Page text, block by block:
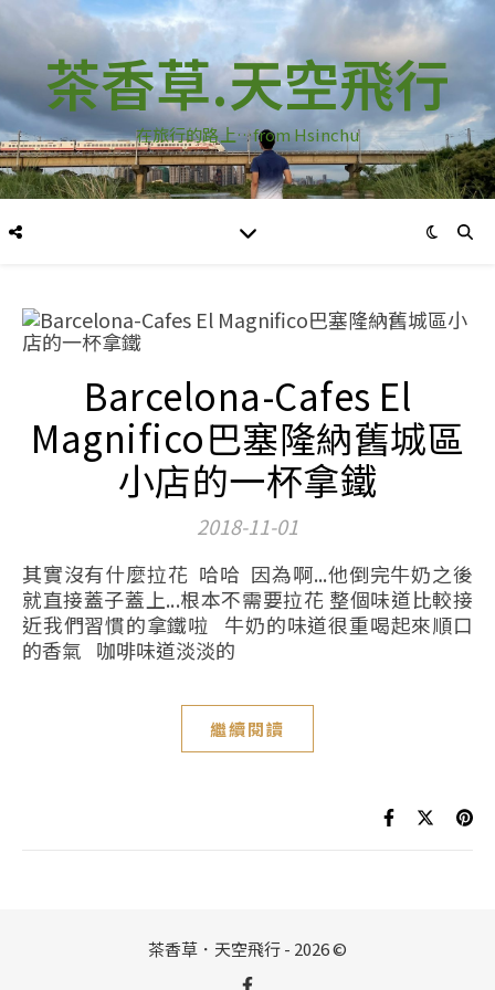
茶香草.天空飛行
在旅行的路上…from Hsinchu
Barcelona-Cafes El
Magnifico巴塞隆納舊城區
小店的一杯拿鐵
2018-11-01
其實沒有什麼拉花 哈哈 因為啊...他倒完牛奶之後
就直接蓋子蓋上...根本不需要拉花 整個味道比較接
近我們習慣的拿鐵啦 牛奶的味道很重喝起來順口
的香氣 咖啡味道淡淡的
繼續閱讀
茶香草．天空飛行 - 2026 ©